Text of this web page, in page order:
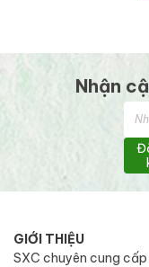
Nhận
GIỚI THIỆU
SXC chuyên cung